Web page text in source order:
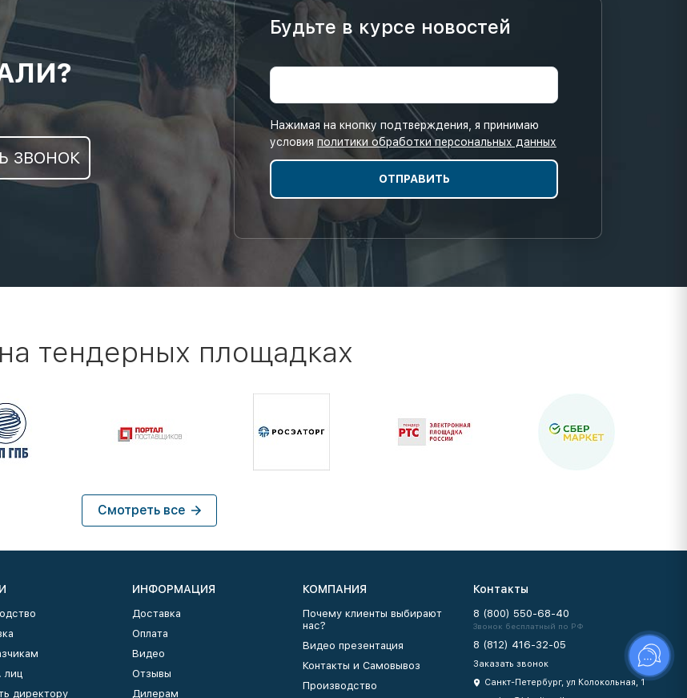
ЗВОНОК
Будьте в курсе новостей
Нажимая на кнопку подтверждения, я принимаю
условия политики обработки персональных данных
тендерных площадках
Смотреть все
лиц
директору
ИНФОРМАЦИЯ
Доставка
Оплата
Видео
Отзывы
Дилерам
КОМПАНИЯ
Почему клиенты выбирают
нас?
Видео презентация
Контакты и Самовывоз
Производство
Контакты
8 (800) 550-68-40
Звонок бесплатный по РФ
8 (812) 416-32-05
Заказать звонок
Санкт-Петербург, ул Колокольная, 1